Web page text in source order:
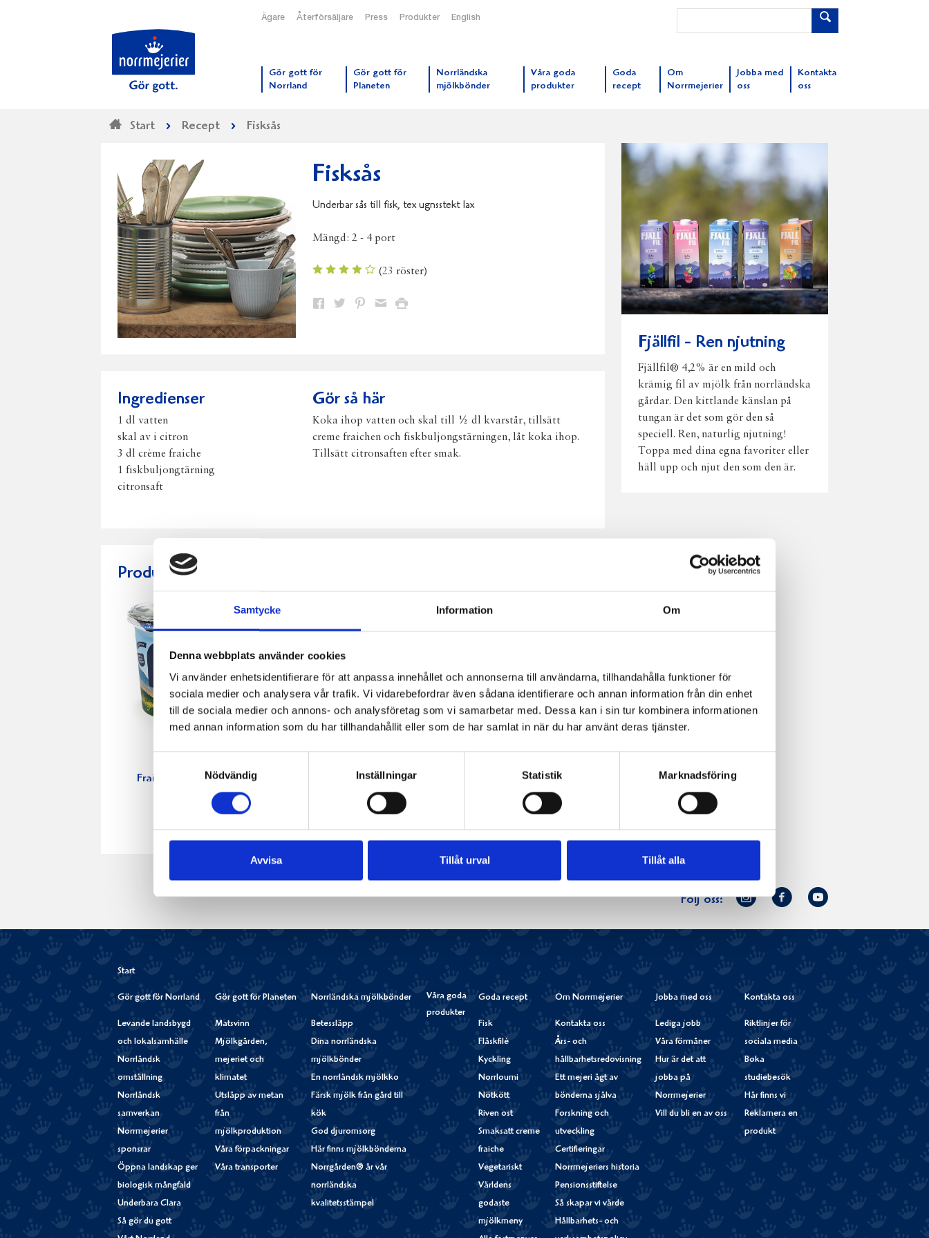
Samtycke Information Om
Denna webbplats använder cookies
Vi använder enhetsidentifierare för att anpassa innehållet och annonserna till användarna, tillhandahålla funktioner för
sociala medier och analysera vår trafik. Vi vidarebefordrar även sådana identifierare och annan information från din enhet
till de sociala medier och annons- och analysföretag som vi samarbetar med. Dessa kan i sin tur kombinera informationen
med annan information som du har tillhandahållit eller som de har samlat in när du har använt deras tjänster.
Nödvändig
Inställningar Statistik Marknadsföring
Avvisa Tillåt urval Tillåt alla
Ägare Återförsäljare Press Produkter English
Gör gott för
Norrland
Gör gott för
Planeten
Norrländska
mjölkbönder
Våra goda
produkter
Goda
recept
Om
Norrmejerier
Jobba med
oss
Kontakta
oss
Start Recept Fisksås
Fisksås
Underbar sås till fisk, tex ugnsstekt lax
Mängd:2 - 4 port
(23 röster)
Dela Dela Dela DelaSkriv
Ingredienser
1 dl vatten
skal av i citron
3 dl crème fraiche
1 fiskbuljongtärning
citronsaft
Gör så här
Koka ihop vatten och skal till ½ dl kvarstår, tillsätt
creme fraichen och fiskbuljongstärningen, låt koka ihop.
Tillsätt citronsaften efter smak.
Produkter i receptet:
Fraichen 34%
Fraichen 13%
500g
Fjällfil - Ren njutning
Fjällfil® 4,2% är en mild och
krämig fil av mjölk från norrländska
gårdar. Den kittlande känslan på
tungan är det som gör den så
speciell. Ren, naturlig njutning!
Toppa med dina egna favoriter eller
häll upp och njut den som den är.
Följ oss:
Norrmejerier
Instagram
Facebook
Youtube
Start
Gör gott för Norrland
Levande landsbygd
och lokalsamhälle
Norrländsk
omställning
Norrländsk
samverkan
Norrmejerier
sponsrar
Öppna landskap ger
biologisk mångfald
Underbara Clara
Så gör du gott
Gör gott för Planeten
Matsvinn
Mjölkgården,
mejeriet och
klimatet
Utsläpp av metan
från
mjölkproduktion
Våra förpackningar
Våra transporter
Norrländska mjölkbönder
Betessläpp
Dina norrländska
mjölkbönder
En norrländsk mjölkko
Färsk mjölk från gård till
kök
God djuromsorg
Här finns mjölkbönderna
Norrgården® är vår
norrländska
kvalitetsstämpel
Våra goda
produkter
Goda recept
Fisk
Fläskfilé
Kyckling
Norrloumi
Nötkött
Riven ost
Smaksatt creme
fraiche
Vegetariskt
Världens
godaste
mjölkmeny
Om Norrmejerier
Kontakta oss
Års- och
hållbarhetsredovisning
Ett mejeri ägt av
bönderna själva
Forskning och
utveckling
Certifieringar
Norrmejeriers historia
Pensionsstiftelse
Så skapar vi värde
Hållbarhets- och
Jobba med oss
Lediga jobb
Våra förmåner
Hur är det att
jobba på
Norrmejerier
Vill du bli en av oss
Kontakta oss
Riktlinjer för
sociala media
Boka
studiebesök
Här finns vi
Reklamera en
produkt